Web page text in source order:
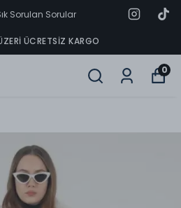
Sorulan Sorular
ÜCRETSIZ KARGO
0